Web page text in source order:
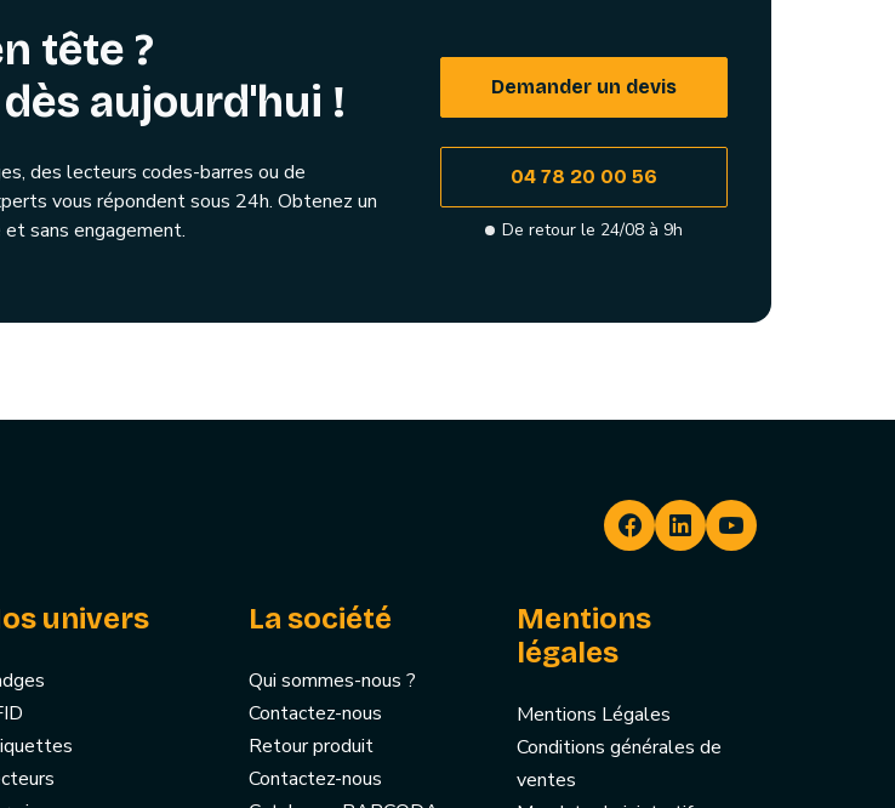
tête ?
aujourd'hui !
des lecteurs codes-barres ou de
vous répondent sous 24h. Obtenez un
sans engagement.
Demander un devis
04 78 20 00 56
De retour le 24/08 à 9h
univers La société
Qui sommes-nous ?
Contactez-nous
Retour produit
Contactez-nous
Mentions
légales
Mentions Légales
Conditions générales de
ventes